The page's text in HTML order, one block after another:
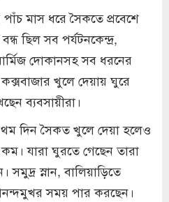
মাস ধরে সৈকতে প্রবেশে
ছিল সব পর্যটনকেন্দ্র,
দোকানসহ সব ধরনের
কক্সবাজার খুলে দেয়ায় ঘুরে
ব্যবসায়ীরা।
দিন সৈকত খুলে দেয়া হলেও
যারা ঘুরতে গেছেন তারা
স্নান, বালিয়াড়িতে
সময় পার করছেন।